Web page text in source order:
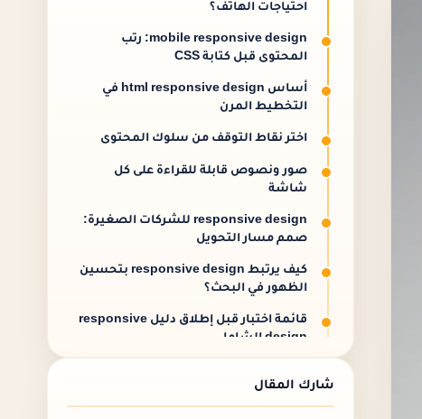
احتياجات الهاتف؟
mobile responsive design: رتب
المحتوى قبل كتابة CSS
أساس html responsive design في
التخطيط المرن
اختر نقاط التوقف من سلوك المحتوى
صور ونصوص قابلة للقراءة على كل
شاشة
responsive design للشركات الصغيرة:
صمم مسار التحويل
كيف يرتبط responsive design بتحسين
الظهور في البحث؟
قائمة اختبار قبل إطلاق دليل responsive
design الشامل
شارك المقال